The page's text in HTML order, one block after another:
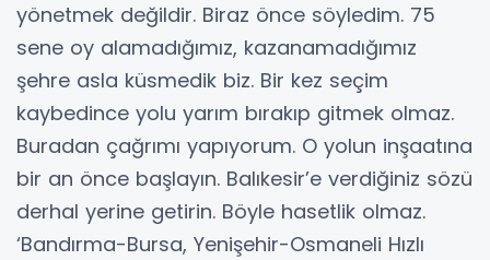
yönetmek değildir. Biraz önce söyledim. 75
sene oy alamadığımız, kazanamadığımız
şehre asla küsmedik biz. Bir kez seçim
kaybedince yolu yarım bırakıp gitmek olmaz.
Buradan çağrımı yapıyorum. O yolun inşaatına
bir an önce başlayın. Balıkesir’e verdiğiniz sözü
derhal yerine getirin. Böyle hasetlik olmaz.
‘Bandırma-Bursa, Yenişehir-Osmaneli Hızlı